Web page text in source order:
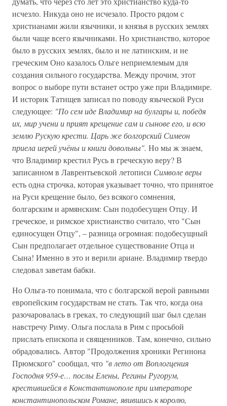
исчезло. Никуда оно не исчезало. Просто рядом с
христианами жили язычники, и князья в русских землях
были чаще всего язычниками. Но христианство, которое
было в русских землях, было и не латинским, и не
греческим Оно казалось Ольге неприемлемым для
создания сильного государства. Между прочим, этот
вопрос о выборе пути встанет остро уже при Владимире.
И историк Татищев записал по поводу языческой Руси
следующее: "По сем иде Владимир на булгары и, победя
их, мир учени и прият крещение сам и сынове его, и всю
землю Рускую крести. Царь же болгорский Симеон
приела иерей учёны и книги довольны". Но мы ж знаем,
что Владимир крестил Русь в греческую веру? В
записанном в Лаврентьевской летописи Символе веры
есть одна строчка, которая указывает точно, что принятое
на Руси крещение было, без всякого сомнения,
болгарским и армянским: Сын подобесущен Отцу. И
греческое, и римское христианство считало, что "Сын
единосущен Отцу", – разница огромная: подобесущный
Сын предполагает отдельное существование Отца и
Сына! Именно в это и верили ариане. Владимир твердо
следовал заветам бабки.
Но Ольга-то понимала, что с болгарской верой равными
европейским государствам не стать. Так что, когда она
разочаровалась в греках, то следующий шаг был сделан
навстречу Риму. Ольга послала в Рим с просьбой
прислать епископа и священников. Там, конечно, сильно
обрадовались. Автор "Продолжения хроники Регинона
Прюмского" сообщал, что "в лето от Воплогцения
Господня 959-е… послы Елены, Регины Ругорум,
крестившейся в Константинополе при императоре
константинопольском Романе, явившись к королю,